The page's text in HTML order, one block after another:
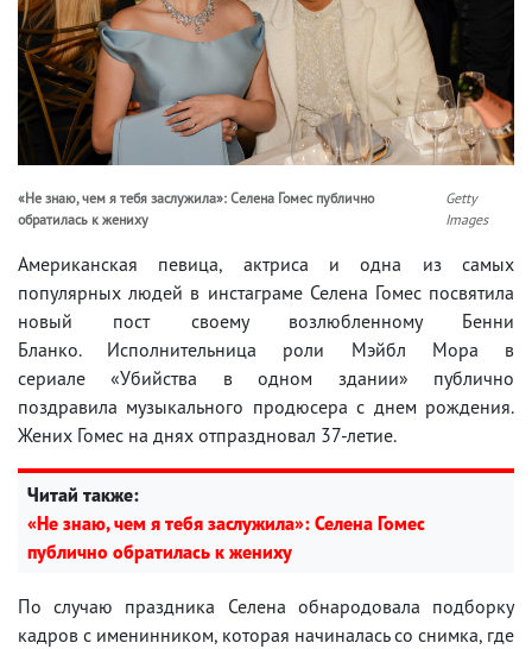
«Не знаю, чем я тебя заслужила»: Селена Гомес публично
обратилась к жениху
Getty
Images
Американская певица, актриса и одна из самых
популярных людей в инстаграме Селена Гомес посвятила
новый пост своему возлюбленному Бенни
Бланко. Исполнительница роли Мэйбл Мора в
сериале «Убийства в одном здании» публично
поздравила музыкального продюсера с днем рождения.
Жених Гомес на днях отпраздновал 37-летие.
Читай также:
«Не знаю, чем я тебя заслужила»: Селена Гомес
публично обратилась к жениху
По случаю праздника Селена обнародовала подборку
кадров с именинником, которая начиналась со снимка, где